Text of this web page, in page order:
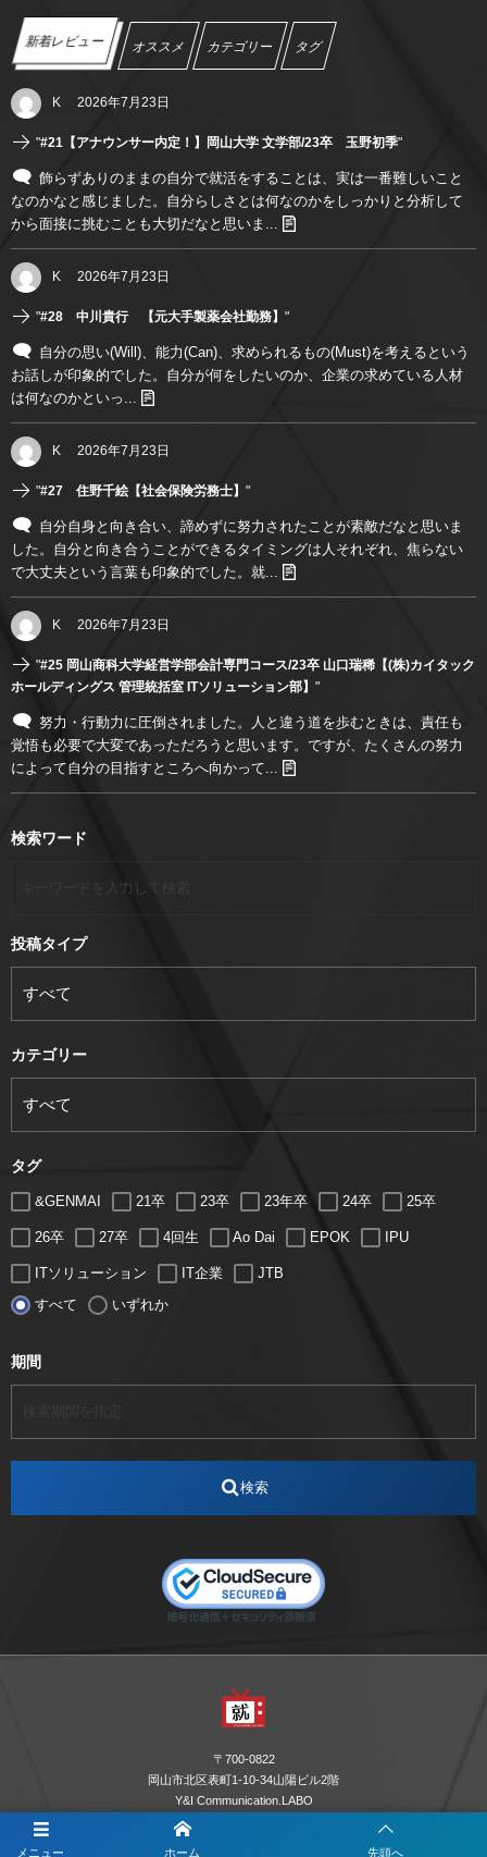
メニュー ホーム 先頭へ
新着レビュー オススメ カテゴリー タグ
K 2026年7月23日
"#21【アナウンサー内定！】岡山大学 文学部/23卒 玉野初季"
飾らずありのままの自分で就活をすることは、実は一番難しいこと
なのかなと感じました。自分らしさとは何なのかをしっかりと分析して
から面接に挑むことも大切だなと思いま...
K 2026年7月23日
"#28 中川貴行 【元大手製薬会社勤務】 "
自分の思い(Will)、能力(Can)、求められるもの(Must)を考えるという
お話しが印象的でした。自分が何をしたいのか、企業の求めている人材
は何なのかといっ...
K 2026年7月23日
"#27 住野千絵【社会保険労務士】 "
自分自身と向き合い、諦めずに努力されたことが素敵だなと思いま
した。自分と向き合うことができるタイミングは人それぞれ、焦らない
で大丈夫という言葉も印象的でした。就...
K 2026年7月23日
"#25 岡山商科大学経営学部会計専門コース/23卒 山口瑞稀【(株)カイタック
ホールディングス 管理統括室 ITソリューション部】 "
努力・行動力に圧倒されました。人と違う道を歩むときは、責任も
覚悟も必要で大変であっただろうと思います。ですが、たくさんの努力
によって自分の目指すところへ向かって...
検索ワード
投稿タイプ
カテゴリー
タグ
&GENMAI 21卒 23卒 23年卒 24卒 25卒
26卒 27卒 4回生 Ao Dai EPOK IPU
ITソリューション IT企業 JTB
LUGZ ENTERTAINMENT
エスタカヤ電子工業
オンライン カイタック
キーエンス流性弱説経営 キーエンス解剖
セレクトショップ
ナカシマプロペラ株式会社
ノートルダム ノートルダム清心
ノートルダム清心女子大学 パーソナルカラー診断
すべて いずれか
期間
検索
〒700-0822
岡山市北区表町1-10-34山陽ビル2階
Y&I Communication.LABO
お電話でのお問合わせはこちら